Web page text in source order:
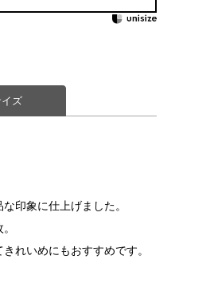
ズ
印象に仕上げました。
れいめにもおすすめです。